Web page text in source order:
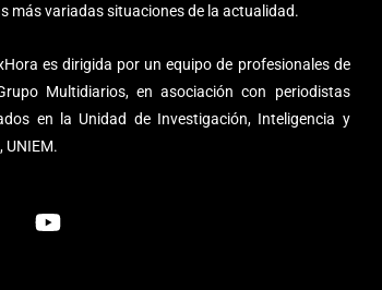
más variadas situaciones de la actualidad.
es dirigida por un equipo de profesionales de
Multidiarios, en asociación con periodistas
en la Unidad de Investigación, Inteligencia y
UNIEM.
Y